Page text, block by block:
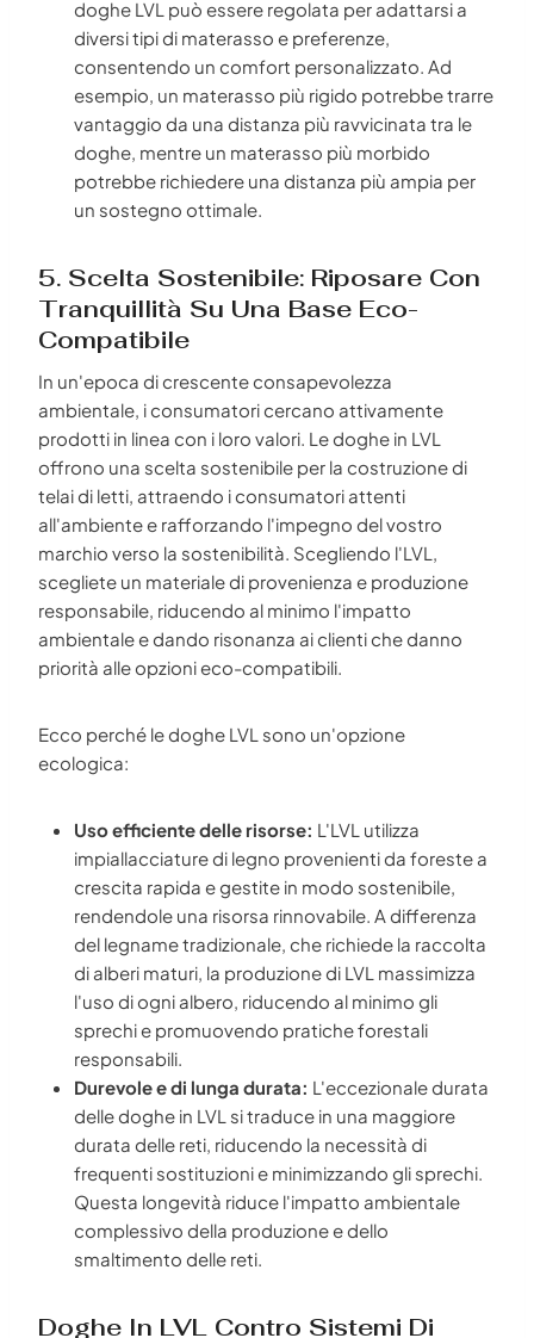
doghe LVL può essere regolata per adattarsi a
diversi tipi di materasso e preferenze,
consentendo un comfort personalizzato. Ad
esempio, un materasso più rigido potrebbe trarre
vantaggio da una distanza più ravvicinata tra le
doghe, mentre un materasso più morbido
potrebbe richiedere una distanza più ampia per
un sostegno ottimale.
5. Scelta Sostenibile: Riposare Con
Tranquillità Su Una Base Eco-
Compatibile
In un'epoca di crescente consapevolezza
ambientale, i consumatori cercano attivamente
prodotti in linea con i loro valori. Le doghe in LVL
offrono una scelta sostenibile per la costruzione di
telai di letti, attraendo i consumatori attenti
all'ambiente e rafforzando l'impegno del vostro
marchio verso la sostenibilità. Scegliendo l'LVL,
scegliete un materiale di provenienza e produzione
responsabile, riducendo al minimo l'impatto
ambientale e dando risonanza ai clienti che danno
priorità alle opzioni eco-compatibili.
Ecco perché le doghe LVL sono un'opzione
ecologica:
Uso efficiente delle risorse: L'LVL utilizza
impiallacciature di legno provenienti da foreste a
crescita rapida e gestite in modo sostenibile,
rendendole una risorsa rinnovabile. A differenza
del legname tradizionale, che richiede la raccolta
di alberi maturi, la produzione di LVL massimizza
l'uso di ogni albero, riducendo al minimo gli
sprechi e promuovendo pratiche forestali
responsabili.
Durevole e di lunga durata: L'eccezionale durata
delle doghe in LVL si traduce in una maggiore
durata delle reti, riducendo la necessità di
frequenti sostituzioni e minimizzando gli sprechi.
Questa longevità riduce l'impatto ambientale
complessivo della produzione e dello
smaltimento delle reti.
Doghe In LVL Contro Sistemi Di